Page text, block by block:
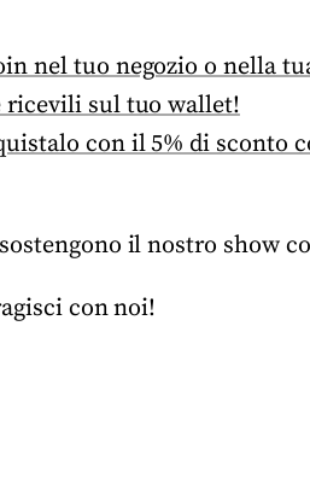
nel tuo negozio o nella
ricevili sul tuo wallet!
con il 5% di sconto
il nostro show
con noi!